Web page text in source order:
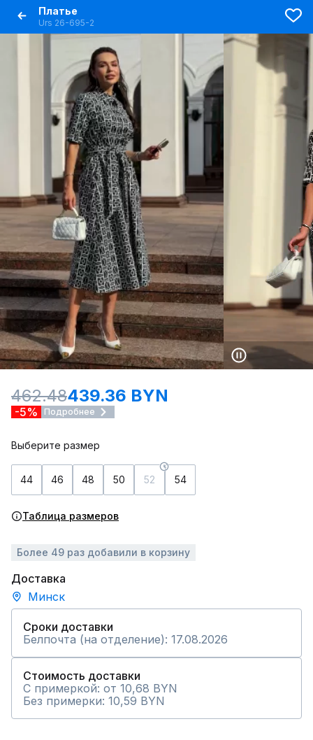
Платье
Urs 26-695-2
462.48439.36 BYN
-5% Подробнее
Выберите размер
44 46 48 50 52 54
Таблица размеров
Более 49 раз добавили в корзину
Доставка
Минск
Сроки доставки
Белпочта (на отделение): 17.08.2026
Стоимость доставки
С примеркой: от 10,68 BYN
Без примерки: 10,59 BYN